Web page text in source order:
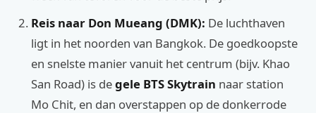
Reis naar Don Mueang (DMK): De luchthaven
ligt in het noorden van Bangkok. De goedkoopste
en snelste manier vanuit het centrum (bijv. Khao
San Road) is degele BTS Skytrain naar station
Mo Chit, en dan overstappen op de donkerrode